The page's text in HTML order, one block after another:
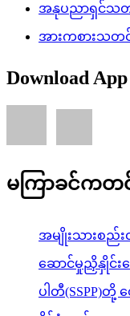
မကြာခင်ကတ
အမျိုးသားစည်း
ဆောင်မှုညှိနှိုင်း
နိုင်ငံတော်သမ္မတ
အဆင့်မြင့်ကိုယ်စ
ပြန်လည်ရောက်ရှိ
ငြိမ်းချမ်းရေး
Hyundai
ပြိုင်ပွဲ၊ အုပ်စုအ